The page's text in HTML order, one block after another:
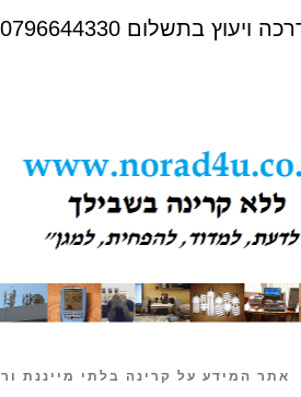
(א-ה 09:00-12:00)
אתר המידע על קרינה בלתי מייננת